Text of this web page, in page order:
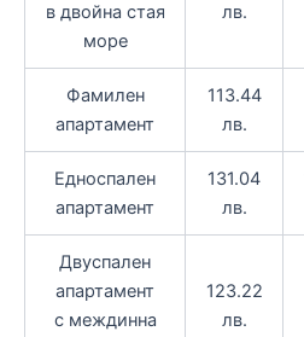
в двойна стая
море
лв.
Фамилен
апартамент
113.44
лв.
Едноспален
апартамент
131.04
лв.
Двуспален
апартамент
с междинна
123.22
лв.